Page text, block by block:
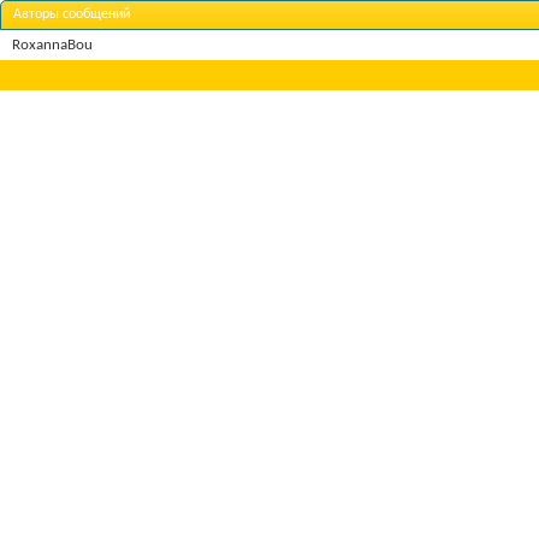
Авторы сообщений
RoxannaBou